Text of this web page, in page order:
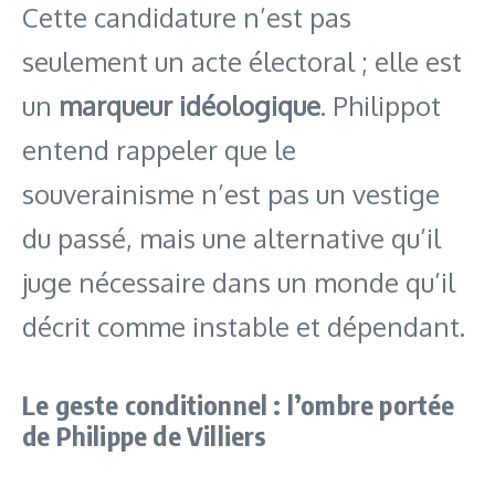
Cette candidature n’est pas
seulement un acte électoral ; elle est
un marqueur idéologique. Philippot
entend rappeler que le
souverainisme n’est pas un vestige
du passé, mais une alternative qu’il
juge nécessaire dans un monde qu’il
décrit comme instable et dépendant.
Le geste conditionnel : l’ombre portée
de Philippe de Villiers